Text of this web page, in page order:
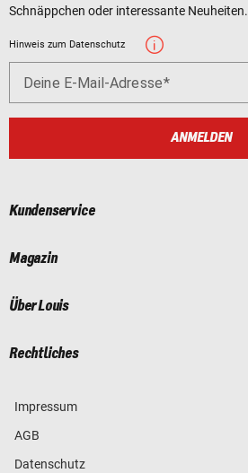
Schnäppchen oder interessante Neuheiten.
Hinweis zum Datenschutz
Deine E-Mail-Adresse
ANMELDEN
Kundenservice
Magazin
Über Louis
Rechtliches
Impressum
AGB
Datenschutz